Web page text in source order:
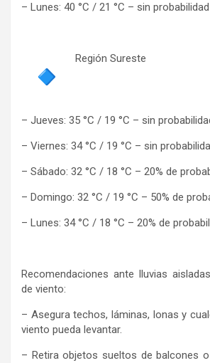
– Lunes: 40 °C / 21 °C – sin
Región Sureste
– Jueves: 35 °C / 19 °C – sin
– Viernes: 34 °C / 19 °C – sin
– Sábado: 32 °C / 18 °C – 20% de
– Domingo: 32 °C / 19 °C – 50% de
– Lunes: 34 °C / 18 °C – 20% de
Recomendaciones ante lluvias
de viento:
– Asegura techos, láminas, lonas y
viento pueda levantar.
– Retira objetos sueltos de balcones